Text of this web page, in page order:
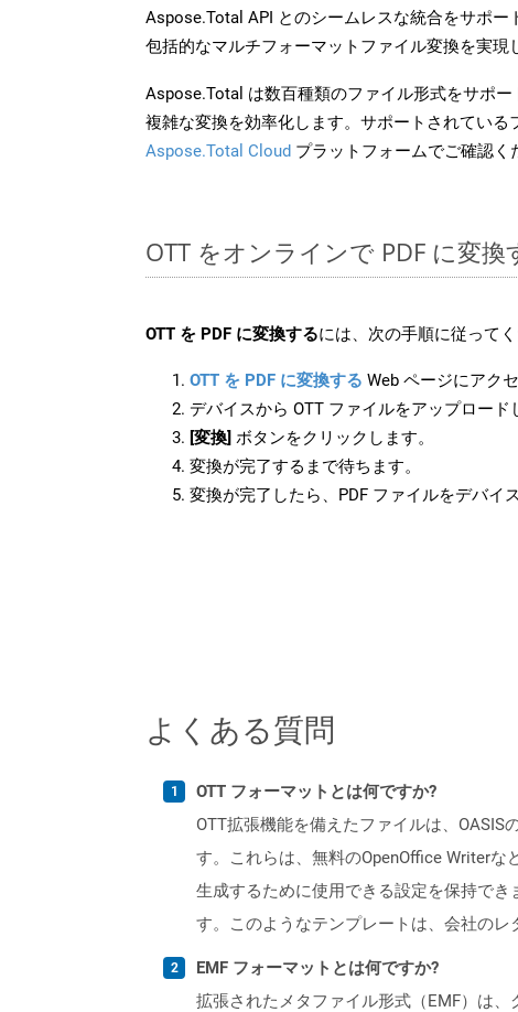
Aspose.Total API とのシームレスな統合をサポー
包括的なマルチフォーマットファイル変換を実現
Aspose.Total は数百種類のファイル形式をサポ
複雑な変換を効率化します。サポートされている
Aspose.Total Cloud プラットフォームでご確認く
OTT をオンラインで PDF に変
OTT を PDF に変換するには、次の手順に従って
OTT を PDF に変換する Web ページにアク
デバイスから OTT ファイルをアップロード
[変換] ボタンをクリックします。
変換が完了するまで待ちます。
変換が完了したら、PDF ファイルをデバイ
よくある質問
OTT フォーマットとは何ですか?
OTT拡張機能を備えたファイルは、
す。これらは、無料のOpenOffice Writer
生成するために使用できる設定を保持で
す。このようなテンプレートは、会社のレ
EMF フォーマットとは何ですか?
拡張されたメタファイル形式（EMF）は